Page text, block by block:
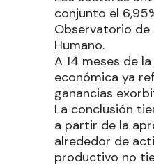
conjunto el
Observatorio de
Humano.
A 14 meses de
económica ya
ganancias
La conclusión
a partir de la
alrededor de
productivo no